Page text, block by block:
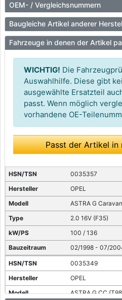
OEM- / Vergleichsnummern
Baugleiche Artikel anderer
Fahrzeuge in denen der Artikel
WICHTIG! Die
Auswahlhilfe. Diese gibt
ausgewählte Ersatzteil
passt. Wenn möglich
vorhandene OE-
Passt der Artikel in
0035357
OPEL
ASTRA G
2.0 16V (F35)
100 / 136
02/1998 - 07/
0035349
OPEL
ASTRA G CC